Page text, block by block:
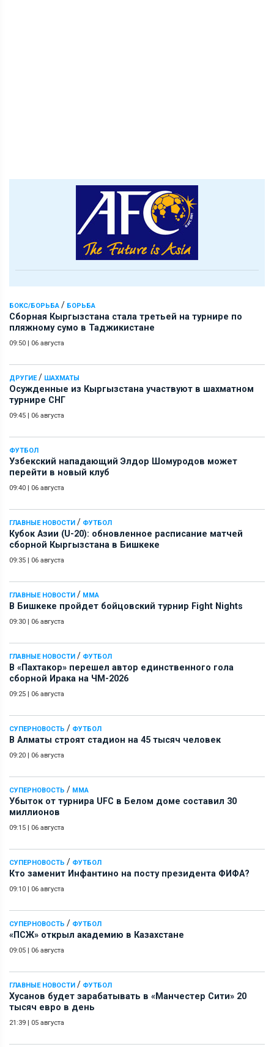
БОКС/БОРЬБА / БОРЬБА
Сборная Кыргызстана стала третьей на турнире по
пляжному сумо в Таджикистане
09:50 | 06 августа
ДРУГИЕ/ ШАХМАТЫ
Осужденные из Кыргызстана участвуют в шахматном
турнире СНГ
09:45 | 06 августа
ФУТБОЛ
Узбекский нападающий Элдор Шомуродов может
перейти в новый клуб
09:40 | 06 августа
ГЛАВНЫЕ НОВОСТИ / ФУТБОЛ
Кубок Азии (U-20): обновленное расписание матчей
сборной Кыргызстана в Бишкеке
09:35 | 06 августа
ГЛАВНЫЕ НОВОСТИ / ММА
В Бишкеке пройдет бойцовский турнир Fight Nights
09:30 | 06 августа
ГЛАВНЫЕ НОВОСТИ / ФУТБОЛ
В «Пахтакор» перешел автор единственного гола
сборной Ирака на ЧМ-2026
09:25 | 06 августа
СУПЕРНОВОСТЬ / ФУТБОЛ
В Алматы строят стадион на 45 тысяч человек
09:20 | 06 августа
СУПЕРНОВОСТЬ / ММА
Убыток от турнира UFC в Белом доме составил 30
миллионов
09:15 | 06 августа
СУПЕРНОВОСТЬ / ФУТБОЛ
Кто заменит Инфантино на посту президента ФИФА?
09:10 | 06 августа
СУПЕРНОВОСТЬ / ФУТБОЛ
«ПСЖ» открыл академию в Казахстане
09:05 | 06 августа
ГЛАВНЫЕ НОВОСТИ / ФУТБОЛ
Хусанов будет зарабатывать в «Манчестер Сити» 20
тысяч евро в день
21:39 | 05 августа